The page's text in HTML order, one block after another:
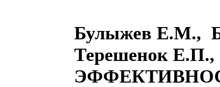
Булыжев Е.М.,
Терешенок